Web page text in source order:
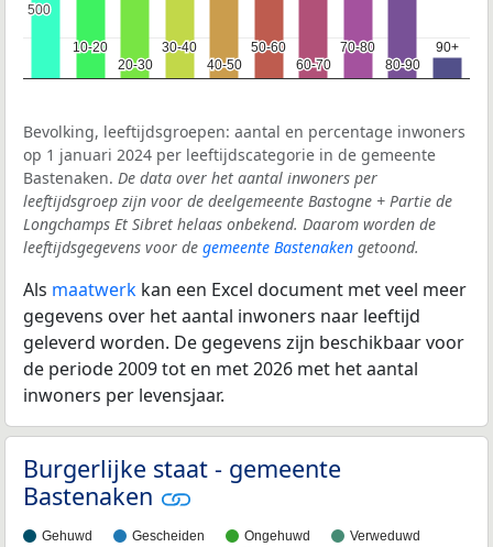
10-20
10-20
20-30
20-30
30-40
30-40
40-50
40-50
50-60
50-60
60-70
60-70
70-80
70-80
80-90
80-90
90+
90+
500
500
Bevolking, leeftijdsgroepen: aantal en percentage inwoners
op 1 januari 2024 per leeftijdscategorie in de gemeente
Bastenaken. De data over het aantal inwoners per
leeftijdsgroep zijn voor de deelgemeente Bastogne + Partie de
Longchamps Et Sibret helaas onbekend. Daarom worden de
leeftijdsgegevens voor de gemeente Bastenaken getoond.
Als maatwerk kan een Excel document met veel meer
gegevens over het aantal inwoners naar leeftijd
geleverd worden. De gegevens zijn beschikbaar voor
de periode 2009 tot en met 2026 met het aantal
inwoners per levensjaar.
Burgerlijke staat - gemeente
Bastenaken
Gehuwd Gescheiden Ongehuwd Verweduwd